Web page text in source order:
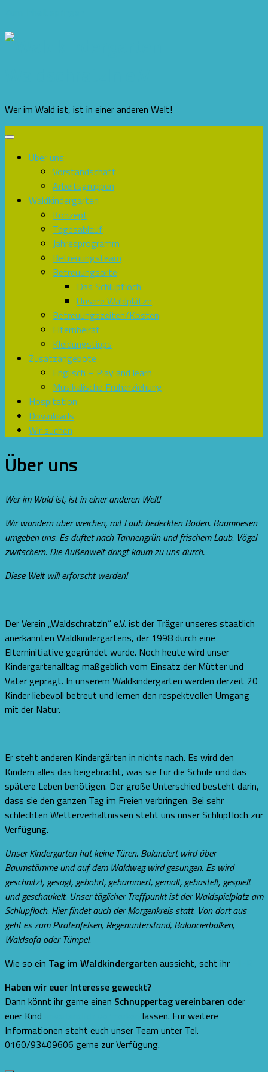
Wer im Wald ist, ist in einer anderen Welt!
Über uns
Vorstandschaft
Arbeitsgruppen
Waldkindergarten
Konzept
Tagesablauf
Jahresprogramm
Betreuungsteam
Betreuungsorte
Das Schlupfloch
Unsere Waldplätze
Betreuungszeiten/Kosten
Elternbeirat
Kleidungstipps
Zusatzangebote
Englisch – Play and learn
Musikalische Früherziehung
Hospitation
Downloads
Wir suchen
Über uns
Wer im Wald ist, ist in einer anderen Welt!
Wir wandern über weichen, mit Laub bedeckten Boden. Baumriesen
umgeben uns. Es duftet nach Tannengrün und frischem Laub. Vögel
zwitschern. Die Außenwelt dringt kaum zu uns durch.
Diese Welt will erforscht werden!
Der Verein „Waldschratzln“ e.V. ist der Träger unseres staatlich
anerkannten Waldkindergartens, der 1998 durch eine
Elterninitiative gegründet wurde. Noch heute wird unser
Kindergartenalltag maßgeblich vom Einsatz der Mütter und
Väter geprägt. In unserem Waldkindergarten werden derzeit 20
Kinder liebevoll betreut und lernen den respektvollen Umgang
mit der Natur.
Er steht anderen Kindergärten in nichts nach. Es wird den
Kindern alles das beigebracht, was sie für die Schule und das
spätere Leben benötigen. Der große Unterschied besteht darin,
dass sie den ganzen Tag im Freien verbringen. Bei sehr
schlechten Wetterverhältnissen steht uns unser Schlupfloch zur
Verfügung.
Unser Kindergarten hat keine Türen. Balanciert wird über
Baumstämme und auf dem Waldweg wird gesungen. Es wird
geschnitzt, gesägt, gebohrt, gehämmert, gemalt, gebastelt, gespielt
und geschaukelt. Unser täglicher Treffpunkt ist der Waldspielplatz am
Schlupfloch. Hier findet auch der Morgenkreis statt. Von dort aus
geht es zum Piratenfelsen, Regenunterstand, Balancierbalken,
Waldsofa oder Tümpel.
Wie so ein Tag im Waldkindergarten aussieht, seht ihr
Haben wir euer Interesse geweckt?
Dann könnt ihr gerne einen Schnuppertag vereinbaren oder
euer Kind
lassen. Für weitere
Informationen steht euch unser Team unter Tel.
0160/93409606 gerne zur Verfügung.